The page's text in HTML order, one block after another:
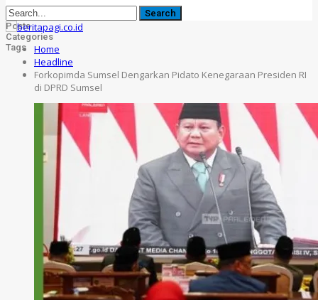
Posts
Categories
Tags
Home
Headline
Forkopimda Sumsel Dengarkan Pidato Kenegaraan Presiden RI
di DPRD Sumsel